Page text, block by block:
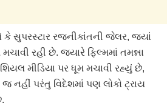
કે સુપરસ્ટાર રજનીકાંતની જેલર, જ્યાં
રહી છે. જ્યારે ફિલ્મમાં તમન્ના
મીડિયા પર ધૂમ મચાવી રહ્યું છે,
નહીં પરંતુ વિદેશમાં પણ લોકો ટ્રાય